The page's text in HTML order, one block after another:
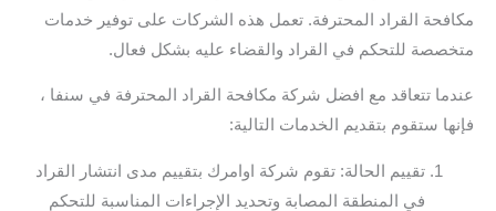
مكافحة القراد المحترفة. تعمل هذه الشركات على توفير خدمات
متخصصة للتحكم في القراد والقضاء عليه بشكل فعال.
عندما تتعاقد مع افضل شركة مكافحة القراد المحترفة في سنفا ،
فإنها ستقوم بتقديم الخدمات التالية:
تقييم الحالة: تقوم شركة اوامرك بتقييم مدى انتشار القراد
في المنطقة المصابة وتحديد الإجراءات المناسبة للتحكم